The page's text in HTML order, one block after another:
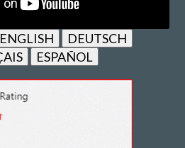
ENGLISH
DEUTSCH
ESPAÑOL